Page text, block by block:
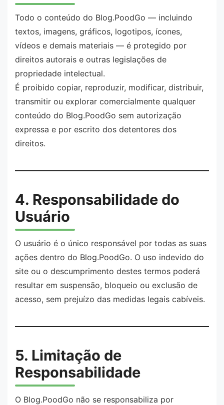
Todo o conteúdo do Blog.PoodGo — incluindo
textos, imagens, gráficos, logotipos, ícones,
vídeos e demais materiais — é protegido por
direitos autorais e outras legislações de
propriedade intelectual.
É proibido copiar, reproduzir, modificar, distribuir,
transmitir ou explorar comercialmente qualquer
conteúdo do Blog.PoodGo sem autorização
expressa e por escrito dos detentores dos
direitos.
4. Responsabilidade do
Usuário
O usuário é o único responsável por todas as suas
ações dentro do Blog.PoodGo. O uso indevido do
site ou o descumprimento destes termos poderá
resultar em suspensão, bloqueio ou exclusão de
acesso, sem prejuízo das medidas legais cabíveis.
5. Limitação de
Responsabilidade
O Blog.PoodGo não se responsabiliza por